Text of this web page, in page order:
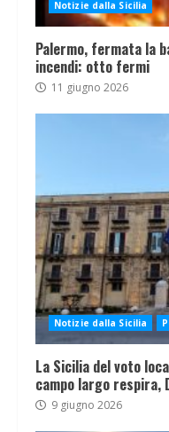
Notizie dalla Sicilia
Palermo, fermata la
incendi: otto fermi
11 giugno 2026
Notizie dalla Sicilia
La Sicilia del voto
campo largo respira,
9 giugno 2026